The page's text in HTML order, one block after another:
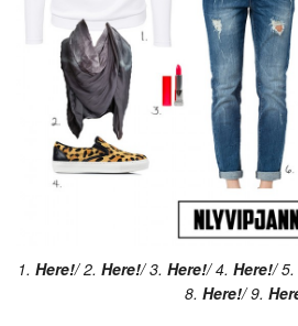
1. Here!/ 2. Here!/ 3. Here!/ 4. Here!/ 5.
8. Here!/ 9.